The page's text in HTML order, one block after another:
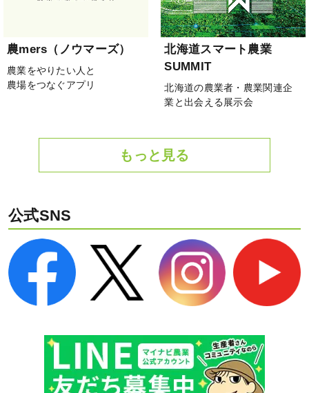
農mers（ノウマーズ）
農業をやりたい人と
農場をつなぐアプリ
北海道スマート農業
SUMMIT
北海道の農業者・農業関連企
業と出会える展示会
もっと見る
公式SNS